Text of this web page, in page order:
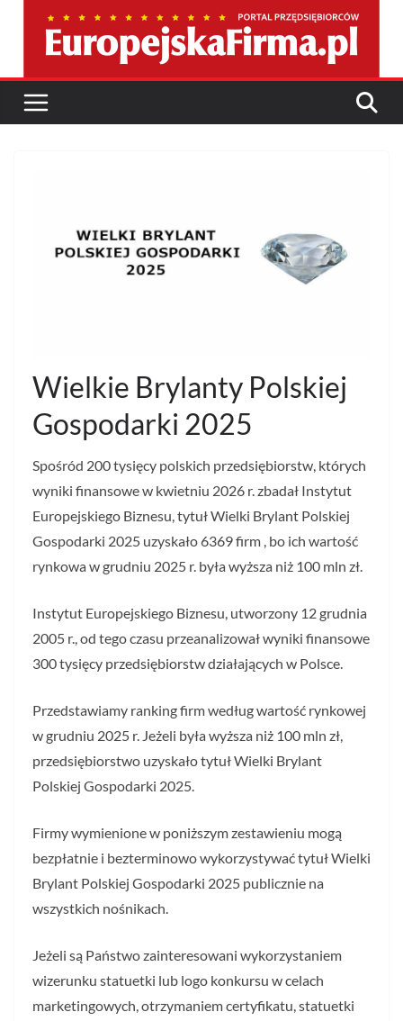
Wielkie Brylanty Polskiej
Gospodarki 2025
Spośród 200 tysięcy polskich przedsiębiorstw, których
wyniki finansowe w kwietniu 2026 r. zbadał Instytut
Europejskiego Biznesu, tytuł Wielki Brylant Polskiej
Gospodarki 2025 uzyskało 6369 firm , bo ich wartość
rynkowa w grudniu 2025 r. była wyższa niż 100 mln zł.
Instytut Europejskiego Biznesu, utworzony 12 grudnia
2005 r., od tego czasu przeanalizował wyniki finansowe
300 tysięcy przedsiębiorstw działających w Polsce.
Przedstawiamy ranking firm według wartość rynkowej
w grudniu 2025 r. Jeżeli była wyższa niż 100 mln zł,
przedsiębiorstwo uzyskało tytuł Wielki Brylant
Polskiej Gospodarki 2025.
Firmy wymienione w poniższym zestawieniu mogą
bezpłatnie i bezterminowo wykorzystywać tytuł Wielki
Brylant Polskiej Gospodarki 2025 publicznie na
wszystkich nośnikach.
Jeżeli są Państwo zainteresowani wykorzystaniem
wizerunku statuetki lub logo konkursu w celach
marketingowych, otrzymaniem certyfikatu, statuetki